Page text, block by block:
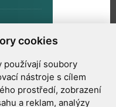
cookies
používají soubory
nástroje s cílem
prostředí, zobrazení
a reklam, analýzy